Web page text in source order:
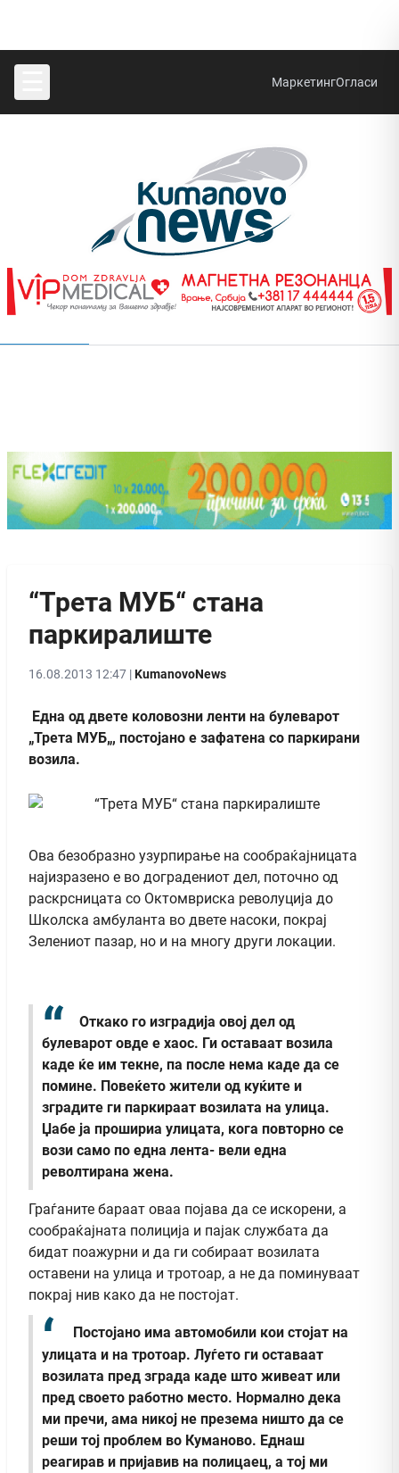
МаркетингОгласи
“Трета МУБ“ стана
паркиралиште
16.08.2013 12:47 |KumanovoNews
Една од двете коловозни ленти на булеварот
„Трета МУБ„, постојано е зафатена со паркирани
возила.
Ова безобразно узурпирање на сообраќајницата
најизразено е во доградениот дел, поточно од
раскрсницата со Октомвриска револуција до
Школска амбуланта во двете насоки, покрај
Зелениот пазар, но и на многу други локации.
Откако го изградија овој дел од
булеварот овде е хаос. Ги оставаат возила
каде ќе им текне, па после нема каде да се
помине. Повеќето жители од куќите и
зградите ги паркираат возилата на улица.
Џабе ја прошириа улицата, кога повторно се
вози само по една лента- вели една
револтирана жена.
Граѓаните бараат оваа појава да се искорени, а
сообраќајната полиција и пајак службата да
бидат поажурни и да ги собираат возилата
оставени на улица и тротоар, а не да поминуваат
покрај нив како да не постојат.
Постојано има автомобили кои стојат на
улицата и на тротоар. Луѓето ги оставаат
возилата пред зграда каде што живеат или
пред своето работно место. Нормално дека
ми пречи, ама никој не презема ништо да се
реши тој проблем во Куманово. Еднаш
реагирав и пријавив на полицаец, а тој ми